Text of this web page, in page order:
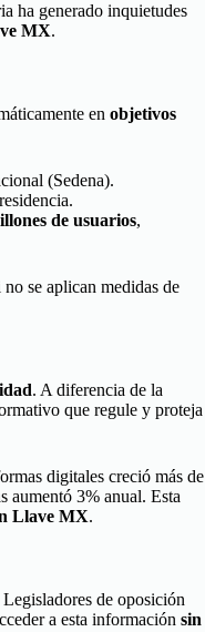
ha generado inquietudes
MX.
en objetivos
(Sedena).
de usuarios,
no se aplican medidas de
. A diferencia de la
que regule y proteja
digitales creció más de
aumentó 3% anual. Esta
Llave MX.
Legisladores de oposición
a esta información sin